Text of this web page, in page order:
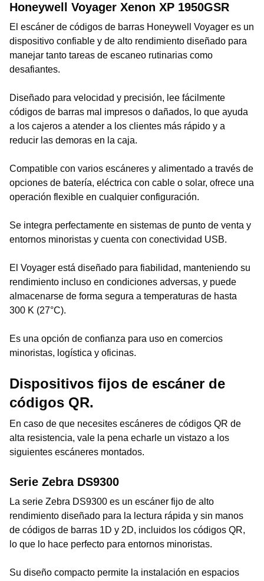
Honeywell Voyager Xenon XP 1950GSR
El escáner de códigos de barras Honeywell Voyager es un
dispositivo confiable y de alto rendimiento diseñado para
manejar tanto tareas de escaneo rutinarias como
desafiantes.
Diseñado para velocidad y precisión, lee fácilmente
códigos de barras mal impresos o dañados, lo que ayuda
a los cajeros a atender a los clientes más rápido y a
reducir las demoras en la caja.
Compatible con varios escáneres y alimentado a través de
opciones de batería, eléctrica con cable o solar, ofrece una
operación flexible en cualquier configuración.
Se integra perfectamente en sistemas de punto de venta y
entornos minoristas y cuenta con conectividad USB.
El Voyager está diseñado para fiabilidad, manteniendo su
rendimiento incluso en condiciones adversas, y puede
almacenarse de forma segura a temperaturas de hasta
300 K (27°C).
Es una opción de confianza para uso en comercios
minoristas, logística y oficinas.
Dispositivos fijos de escáner de
códigos QR.
En caso de que necesites escáneres de códigos QR de
alta resistencia, vale la pena echarle un vistazo a los
siguientes escáneres montados.
Serie Zebra DS9300
La serie Zebra DS9300 es un escáner fijo de alto
rendimiento diseñado para la lectura rápida y sin manos
de códigos de barras 1D y 2D, incluidos los códigos QR,
lo que lo hace perfecto para entornos minoristas.
Su diseño compacto permite la instalación en espacios